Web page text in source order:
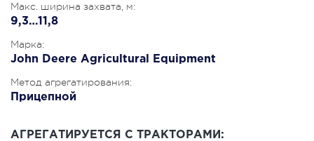
Макс. ширина захвата, м:
9,3…11,8
Марка:
John Deere Agricultural Equipment
Метод агрегатирования:
Прицепной
АГРЕГАТИРУЕТСЯ С ТРАКТОРАМИ: